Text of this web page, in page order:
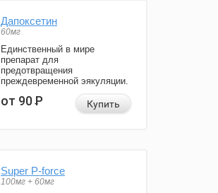
Дапоксетин
60мг
Единственный в мире
препарат для
предотвращения
преждевременной эякуляции.
от 90Р Купить
Super P-force
100мг + 60мг